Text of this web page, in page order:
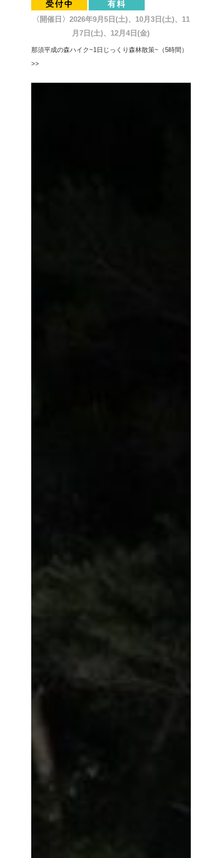
〈開催日〉2026年9月5日(土)、10月3日(土)、11
月7日(土)、12月4日(金)
那須平成の森ハイク~1日じっくり森林散策~（5時間）
>>